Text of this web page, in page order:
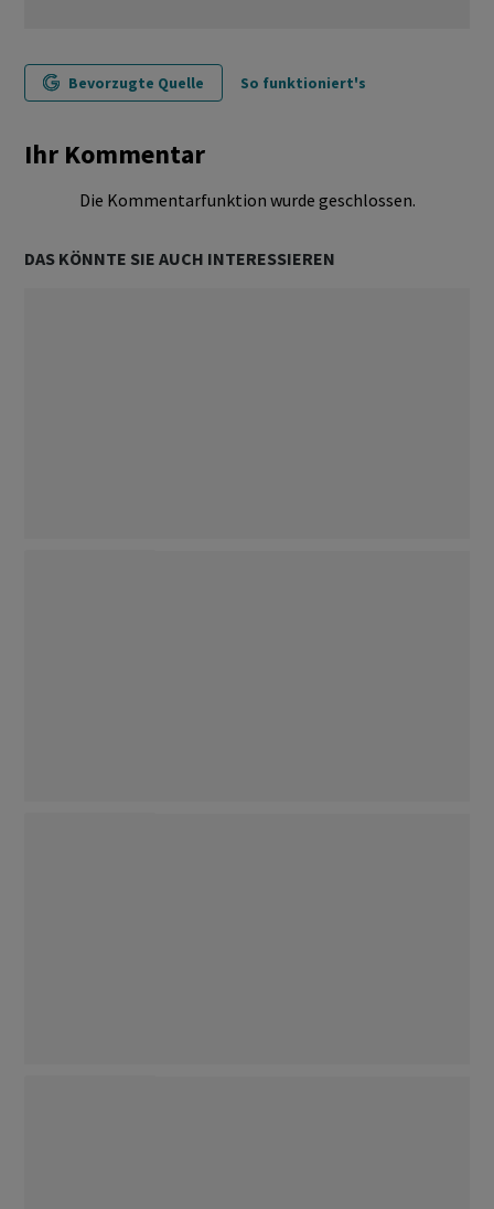
Bevorzugte Quelle So funktioniert's
Ihr Kommentar
Die Kommentarfunktion wurde geschlossen.
DAS KÖNNTE SIE AUCH INTERESSIEREN